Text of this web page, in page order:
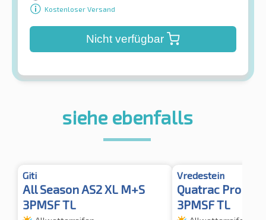
Kostenloser Versand
Nicht verfügbar
siehe ebenfalls
Giti
All Season AS2 XL M+S
3PMSF TL
Vredestein
Quatrac Pro XL
3PMSF TL